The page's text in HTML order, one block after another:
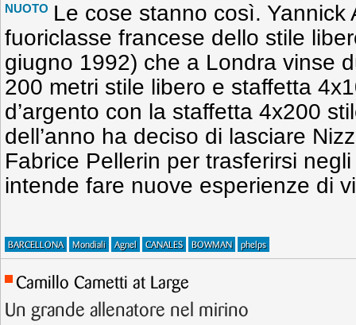
NUOTO Le cose stanno così. Yannick
fuoriclasse francese dello stile
giugno 1992) che a Londra vinse
200 metri stile libero e staffetta
d’argento con la staffetta 4x200
dell’anno ha deciso di lasciare
Fabrice Pellerin per trasferirsi
intende fare nuove esperienze di
BARCELLONA Mondiali Agnel CANALES BOWMAN phelps
Camillo Cametti at Large
Un grande allenatore nel mirino